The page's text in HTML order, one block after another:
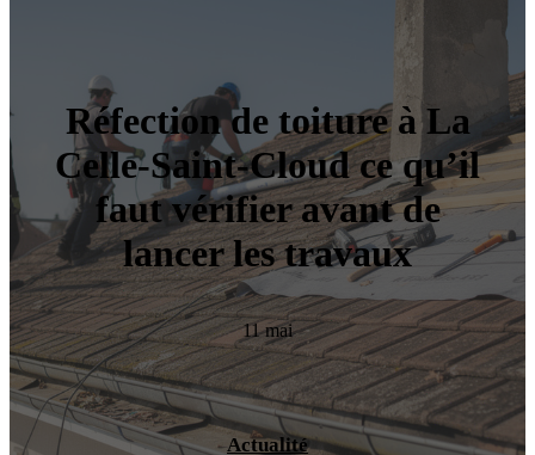
Réfection de toiture à La
Celle-Saint-Cloud ce qu’il
faut vérifier avant de
lancer les travaux
11 mai
Actualité